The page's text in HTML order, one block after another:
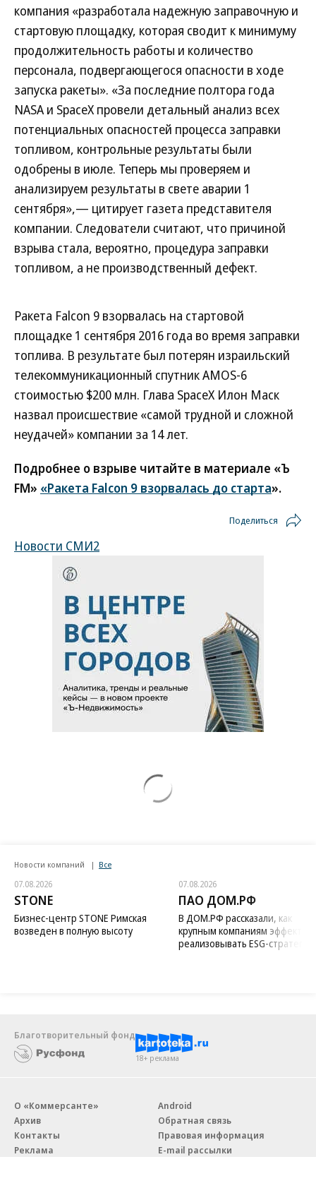
компания «разработала надежную заправочную и
стартовую площадку, которая сводит к минимуму
продолжительность работы и количество
персонала, подвергающегося опасности в ходе
запуска ракеты». «За последние полтора года
NASA и SpaceX провели детальный анализ всех
потенциальных опасностей процесса заправки
топливом, контрольные результаты были
одобрены в июле. Теперь мы проверяем и
анализируем результаты в свете аварии 1
сентября»,— цитирует газета представителя
компании. Следователи считают, что причиной
взрыва стала, вероятно, процедура заправки
топливом, а не производственный дефект.
Ракета Falcon 9 взорвалась на стартовой
площадке 1 сентября 2016 года во время заправки
топлива. В результате был потерян израильский
телекоммуникационный спутник AMOS-6
стоимостью $200 млн. Глава SpaceX Илон Маск
назвал происшествие «самой трудной и сложной
неудачей» компании за 14 лет.
Подробнее о взрыве читайте в материале «Ъ
FM» «Ракета Falcon 9 взорвалась до старта».
Поделиться
Новости СМИ2
Новости компаний Все
07.08.2026
STONE
Бизнес-центр STONE Римская
возведен в полную высоту
07.08.2026
ПАО ДОМ.РФ
В ДОМ.РФ рассказали, как
крупным компаниям
реализовывать ESG-стратегию
Благотворительный фонд
18+ реклама
О «Коммерсанте»
Архив
Контакты
Реклама
Android
Обратная связь
Правовая информация
E-mail рассылки